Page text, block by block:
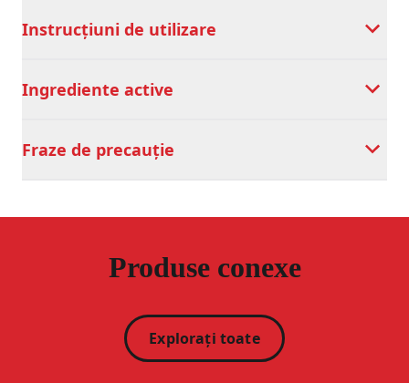
Instrucțiuni de utilizare
Ingrediente active
Fraze de precauție
Produse conexe
Explorați toate